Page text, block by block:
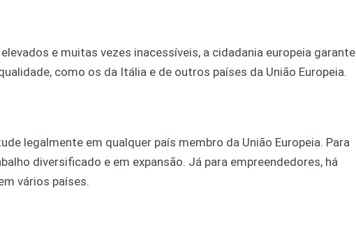
e muitas vezes inacessíveis, a cidadania europeia garante
como os da Itália e de outros países da União Europeia.
legalmente em qualquer país membro da União Europeia. Para
diversificado e em expansão. Já para empreendedores, há
vários países.